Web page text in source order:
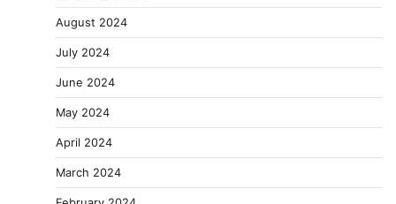
August 2024
July 2024
June 2024
May 2024
April 2024
March 2024